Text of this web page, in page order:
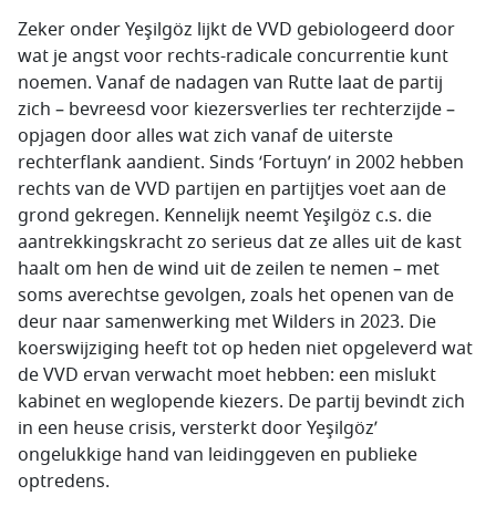
Zeker onder Yeşilgöz lijkt de VVD gebiologeerd door
wat je angst voor rechts-radicale concurrentie kunt
noemen. Vanaf de nadagen van Rutte laat de partij
zich – bevreesd voor kiezersverlies ter rechterzijde –
opjagen door alles wat zich vanaf de uiterste
rechterflank aandient. Sinds ‘Fortuyn’ in 2002 hebben
rechts van de VVD partijen en partijtjes voet aan de
grond gekregen. Kennelijk neemt Yeşilgöz c.s. die
aantrekkingskracht zo serieus dat ze alles uit de kast
haalt om hen de wind uit de zeilen te nemen – met
soms averechtse gevolgen, zoals het openen van de
deur naar samenwerking met Wilders in 2023. Die
koerswijziging heeft tot op heden niet opgeleverd wat
de VVD ervan verwacht moet hebben: een mislukt
kabinet en weglopende kiezers. De partij bevindt zich
in een heuse crisis, versterkt door Yeşilgöz’
ongelukkige hand van leidinggeven en publieke
optredens.